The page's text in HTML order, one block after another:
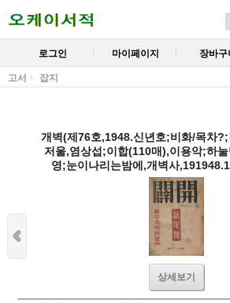
로그인 마이페이지 장바구
고서 잡지
개벽(제76호,1948.신년호;비화/목차?;
저울,염상섭;이합(110매),이용악;하
영;눈이나리는밤에,개벽사
상세보기